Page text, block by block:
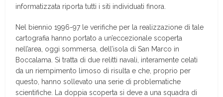
informatizzata riporta tutti i siti individuati finora.
Nel biennio 1996-97 le verifiche per la realizzazione di tale
cartografia hanno portato a un’eccezionale scoperta
nell’area, oggi sommersa, dell’isola di San Marco in
Boccalama. Si tratta di due relitti navali, interamente celati
da un riempimento limoso di risulta e che, proprio per
questo, hanno sollevato una serie di problematiche
scientifiche. La doppia scoperta si deve a una squadra di